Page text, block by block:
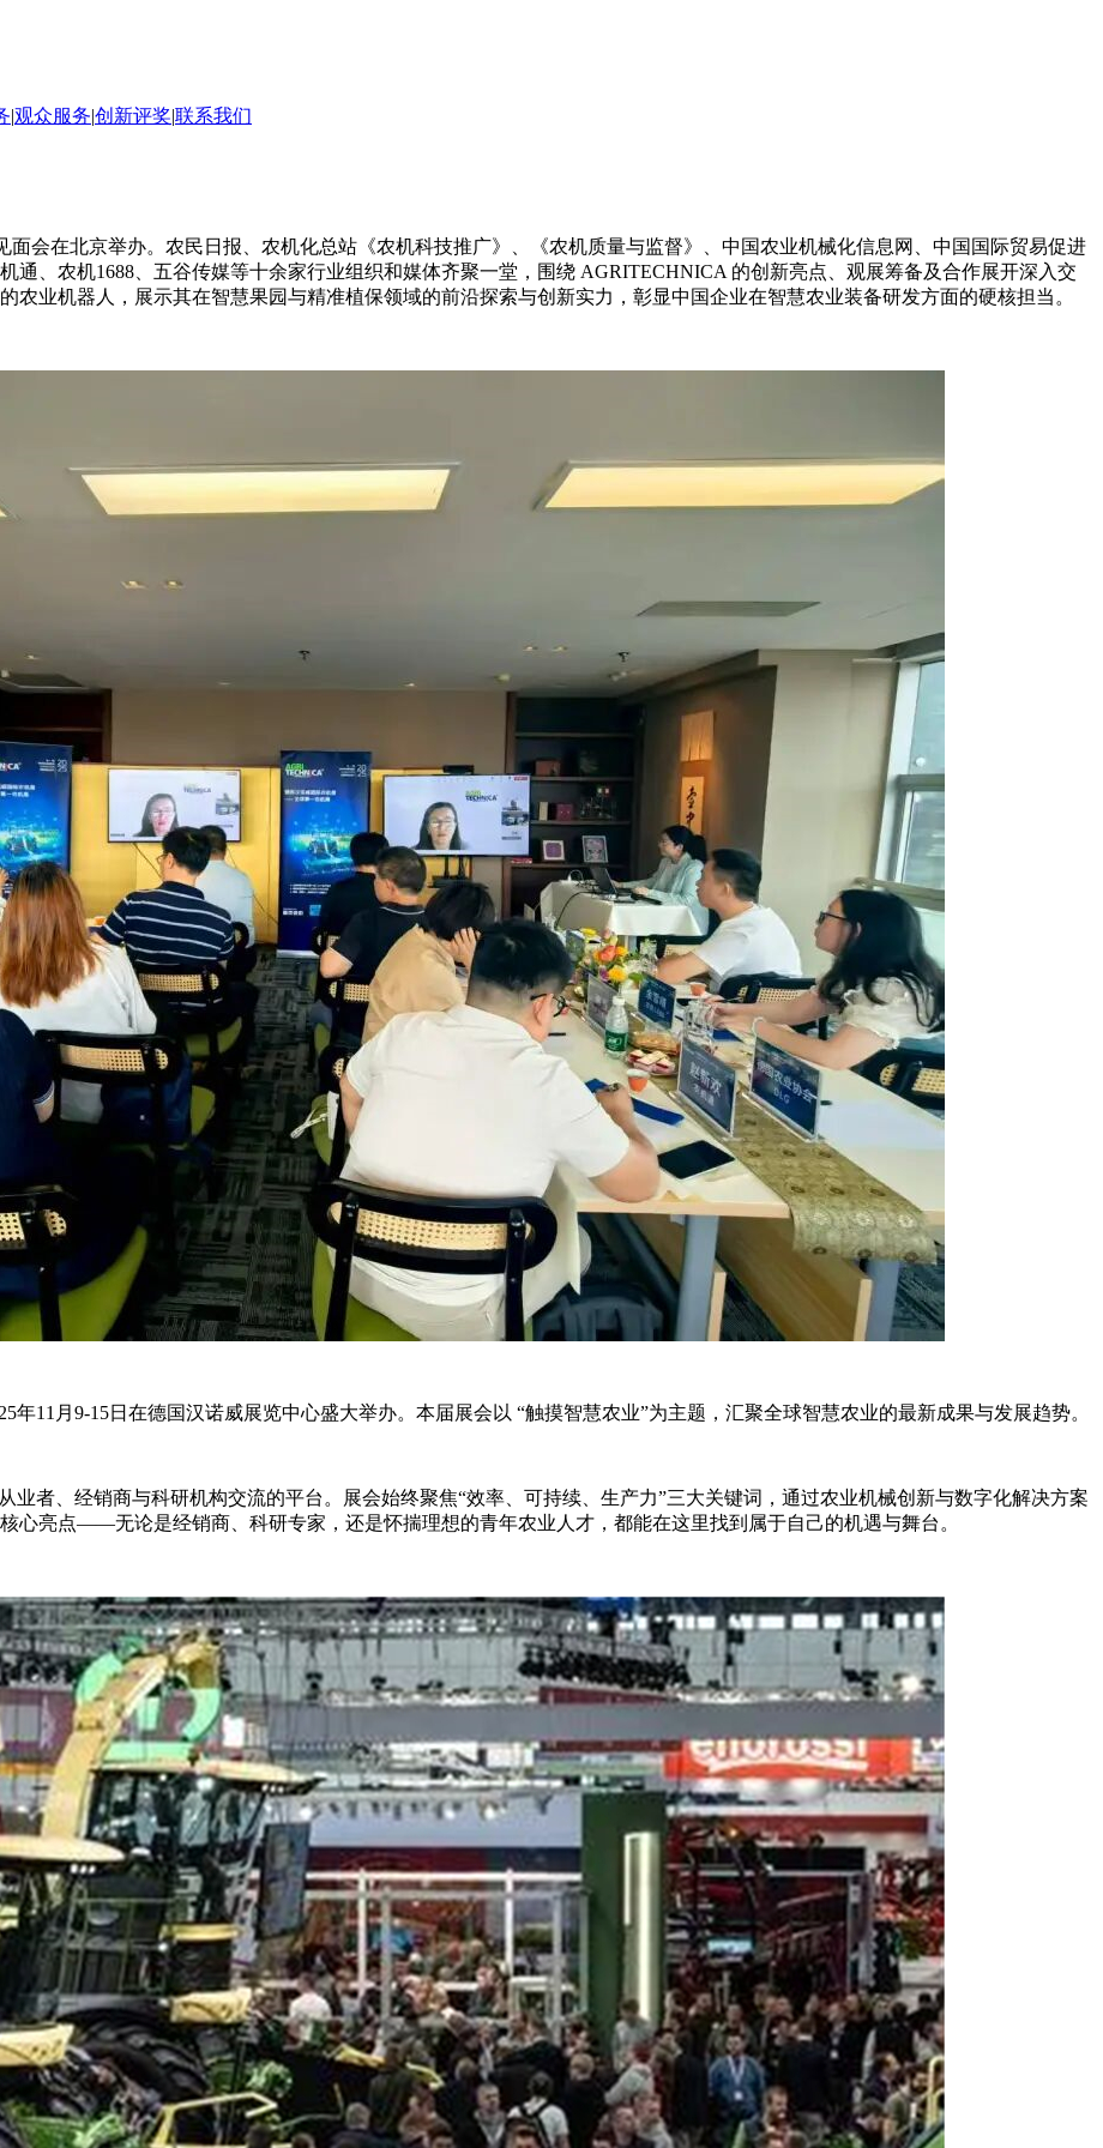
|观众服务|创新评奖|联系我们
面会在北京举办。农民日报、农机化总站《农机科技推广》、《农机质量与监督》、中国农业机械化信息网、中国国际贸易促进
通、农机1688、五谷传媒等十余家行业组织和媒体齐聚一堂，围绕 AGRITECHNICA 的创新亮点、观展筹备及合作展开深入交
农业机器人，展示其在智慧果园与精准植保领域的前沿探索与创新实力，彰显中国企业在智慧农业装备研发方面的硬核担当。
11月9-15日在德国汉诺威展览中心盛大举办。本届展会以 “触摸智慧农业”为主题，汇聚全球智慧农业的最新成果与发展趋势。
者、经销商与科研机构交流的平台。展会始终聚焦“效率、可持续、生产力”三大关键词，通过农业机械创新与数字化解决方案
心亮点——无论是经销商、科研专家，还是怀揣理想的青年农业人才，都能在这里找到属于自己的机遇与舞台。